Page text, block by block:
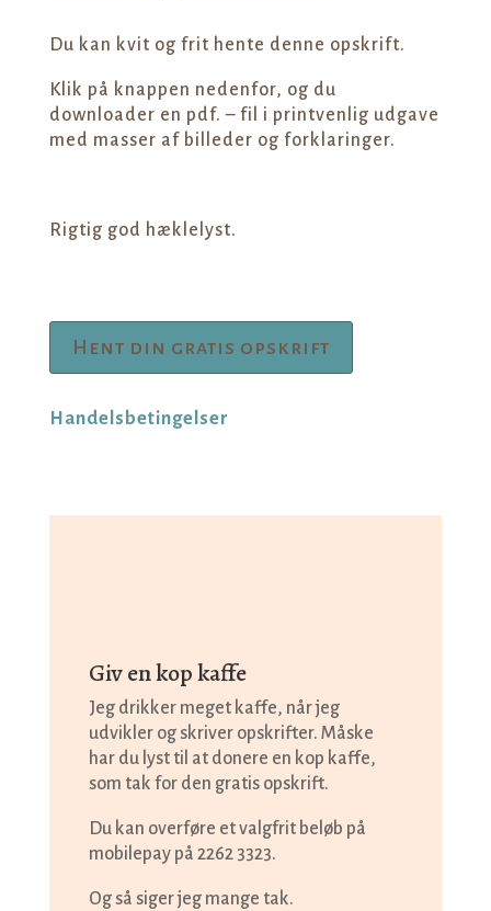
Du kan kvit og frit hente denne opskrift.
Klik på knappen nedenfor, og du
downloader en pdf. – fil i printvenlig udgave
med masser af billeder og forklaringer.
Rigtig god hæklelyst.
Hent din gratis opskrift
Handelsbetingelser
Giv en kop kaffe
Jeg drikker meget kaffe, når jeg
udvikler og skriver opskrifter. Måske
har du lyst til at donere en kop kaffe,
som tak for den gratis opskrift.
Du kan overføre et valgfrit beløb på
mobilepay på 2262 3323.
Og så siger jeg mange tak.